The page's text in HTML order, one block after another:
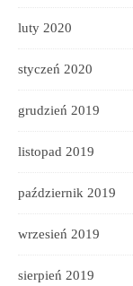
luty 2020
styczeń 2020
grudzień 2019
listopad 2019
październik 2019
wrzesień 2019
sierpień 2019